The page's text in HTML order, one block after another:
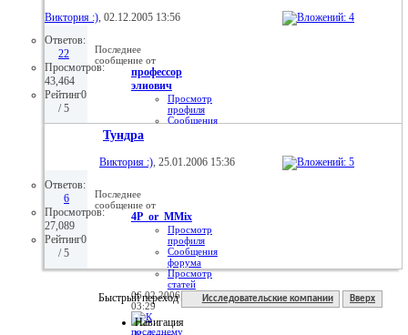
статей
Виктория :), 02.12.2005 13:56
Ответов:
22
Просмотров:
43,464
Рейтинг0
/ 5
Последнее
сообщение от
профессор
элиович
Просмотр
профиля
Сообщения
Просмотр
12:57
Тундра
Виктория :), 25.01.2006 15:36
Ответов:
6
Просмотров:
27,089
Рейтинг0
/ 5
Последнее
сообщение от
4P_or_MMix
Просмотр
профиля
Сообщения
форума
Просмотр
статей
06.02.2006,
03:29
Быстрый переход Исследовательские компании Вверх
Навигация